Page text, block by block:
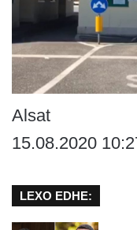
Alsat
15.08.2020
LEXO EDHE: